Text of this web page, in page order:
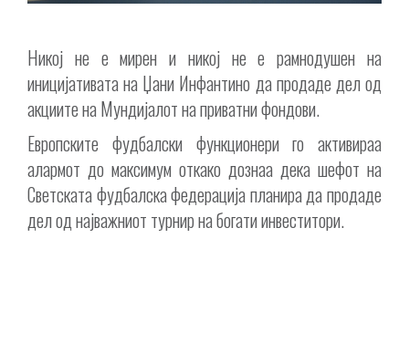
Никој не е мирен и никој не е рамнодушен на
иницијативата на Џани Инфантино да продаде дел од
акциите на Мундијалот на приватни фондови.
Европските фудбалски функционери го активираа
алармот до максимум откако дознаа дека шефот на
Светската фудбалска федерација планира да продаде
дел од најважниот турнир на богати инвеститори.